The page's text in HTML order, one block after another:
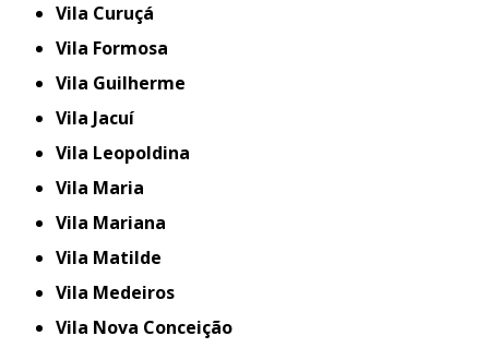
Vila Curuçá
Vila Formosa
Vila Guilherme
Vila Jacuí
Vila Leopoldina
Vila Maria
Vila Mariana
Vila Matilde
Vila Medeiros
Vila Nova Conceição